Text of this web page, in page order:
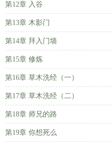
第12章 入谷
第13章 木影门
第14章 拜入门墙
第15章 修炼
第16章 草木洗经（一）
第17章 草木洗经（二）
第18章 师兄的路
第19章 你想死么